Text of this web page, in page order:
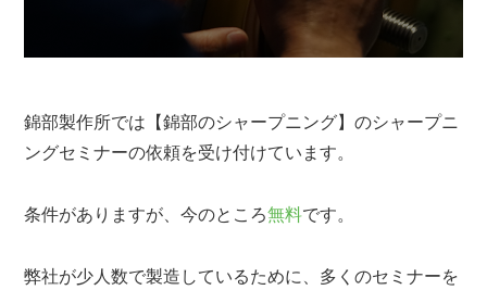
錦部製作所では【錦部のシャープニング】のシャープニ
ングセミナーの依頼を受け付けています。
条件がありますが、今のところ無料です。
弊社が少人数で製造しているために、多くのセミナーを